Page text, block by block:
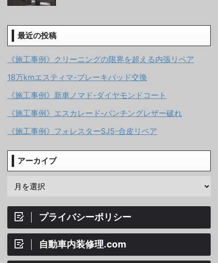
最近の投稿
《施工事例》クリーニングの限界を超える内張リペア
18万kmエスティマ-ブレーキパッド交換
《施工事例》新車ノマド-ダイヤモンドコート
《施工事例》エスカレード-パンチングレザー破れ
《施工事例》フォレスターSJ5-合皮リペア
アーカイブ
プライバシーポリシー
自動車内装修理.com